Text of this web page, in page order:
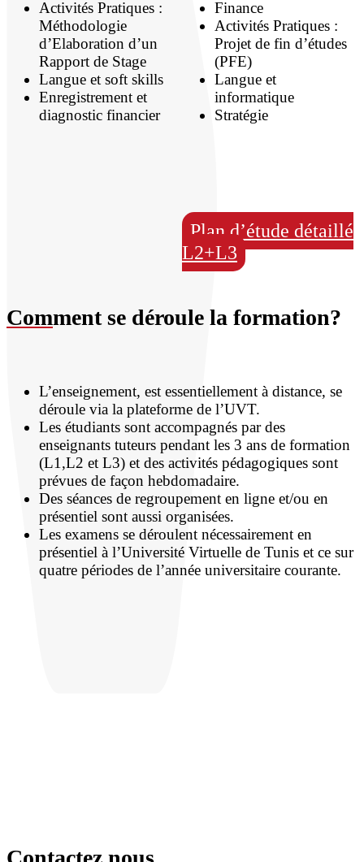
Activités Pratiques :
Méthodologie
d’Elaboration d’un
Rapport de Stage
Langue et soft skills
Enregistrement et
diagnostic financier
Finance
Activités Pratiques :
Projet de fin d’études
(PFE)
Langue et
informatique
Stratégie
Plan d’étude détaillé
L2+L3
Comment se déroule la formation?
L’enseignement, est essentiellement à distance, se
déroule via la plateforme de l’UVT.
Les étudiants sont accompagnés par des
enseignants tuteurs pendant les 3 ans de formation
(L1,L2 et L3) et des activités pédagogiques sont
prévues de façon hebdomadaire.
Des séances de regroupement en ligne et/ou en
présentiel sont aussi organisées.
Les examens se déroulent nécessairement en
présentiel à l’Université Virtuelle de Tunis et ce sur
quatre périodes de l’année universitaire courante.